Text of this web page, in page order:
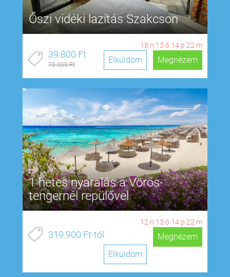
Őszi vidéki lazítás Szakcson
18 n 13 ó 14 p 21 m
39.800 Ft
70.000 Ft Megnézem
Elküldöm
1 hetes nyaralás a Vörös-
tengernél repülővel
12 n 13 ó 14 p 21 m
319.900 Ft-tól
Megnézem
Elküldöm